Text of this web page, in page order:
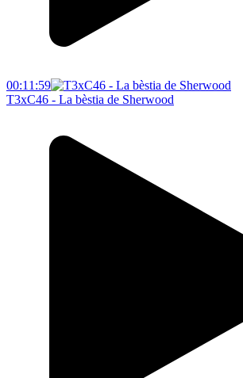
00:11:59
T3xC46 - La bèstia de Sherwood